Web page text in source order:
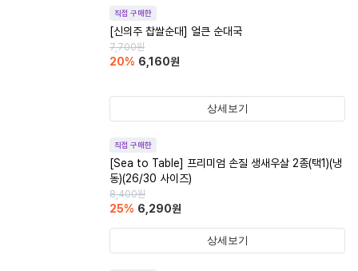
직접 구매한
[신의주 찹쌀순대] 얼큰 순대국
7,700원
20% 6,160원
상세보기
직접 구매한
[Sea to Table] 프리미엄 손질 생새우살 2종(택1)(냉
동)(26/30 사이즈)
8,400원
25% 6,290원
상세보기